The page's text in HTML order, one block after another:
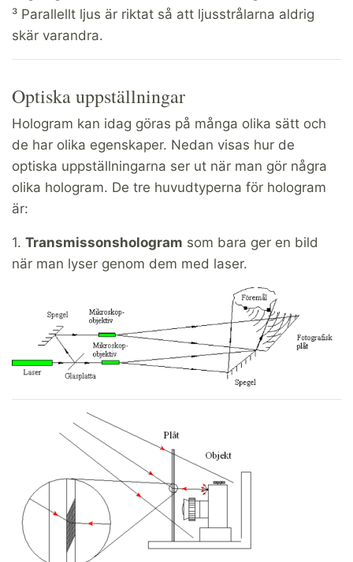
³ Parallellt ljus är riktat så att ljusstrålarna aldrig
skär varandra.
Optiska uppställningar
Hologram kan idag göras på många olika sätt och
de har olika egenskaper. Nedan visas hur de
optiska uppställningarna ser ut när man gör några
olika hologram. De tre huvudtyperna för hologram
är:
1. Transmissonshologram som bara ger en bild
när man lyser genom dem med laser.